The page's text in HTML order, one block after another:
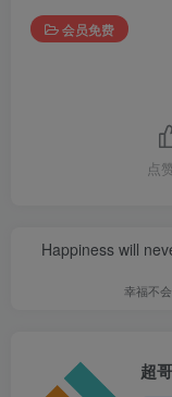
会员免费
点赞
Happiness will
幸福不
超